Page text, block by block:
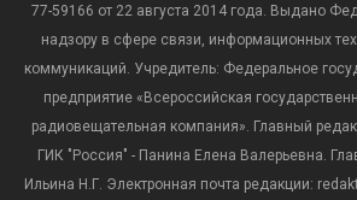
77-59166 от 22 августа 2014 года. Выдано
надзору в сфере связи, информационных
коммуникаций. Учредитель: Федеральное
предприятие «Всероссийская
радиовещательная компания». Главный
ГИК "Россия" - Панина Елена Валерьевна.
Ильина Н.Г. Электронная почта редакции: